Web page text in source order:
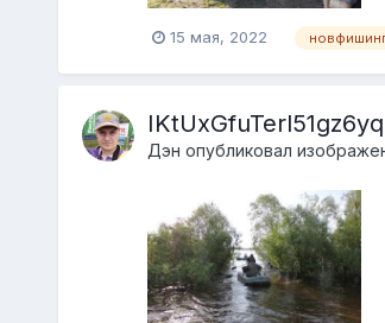
15 мая, 2022
Дэн опубликовал